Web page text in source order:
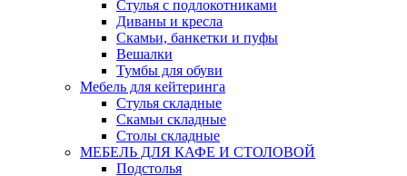
Стулья с подлокотниками
Диваны и кресла
Скамьи, банкетки и пуфы
Вешалки
Тумбы для обуви
Мебель для кейтеринга
Стулья складные
Скамьи складные
Столы складные
МЕБЕЛЬ ДЛЯ КАФЕ И СТОЛОВОЙ
Подстолья